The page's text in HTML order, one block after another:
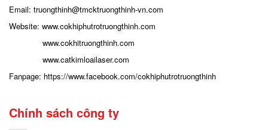
Email: truongthinh@tmcktruongthinh-vn.com
Website: www.cokhiphutrotruongthinh.com
www.cokhitruongthinh.com
www.catkimloailaser.com
Fanpage: https://www.facebook.com/cokhiphutrotruongthinh
Chính sách công ty